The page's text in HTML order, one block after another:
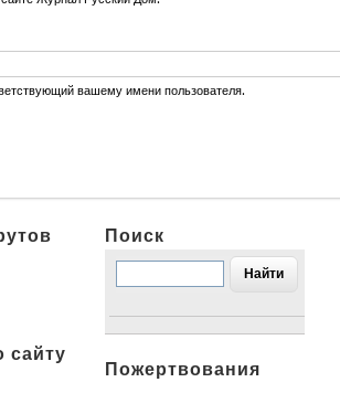
вашему имени пользователя.
сайту
Поиск
Пожертвования